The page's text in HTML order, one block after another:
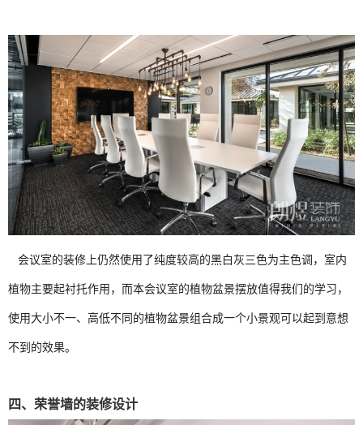
会议室的装修上仍然使用了纯度较高的黑白灰三色为主色调，室内
植物主要起衬托作用，而本会议室的植物盆景摆放值得我们的学习，
使用大小不一、高低不同的植物盆景组合成一个小景观可以起到意想
不到的效果。
四、荣誉墙的装修设计